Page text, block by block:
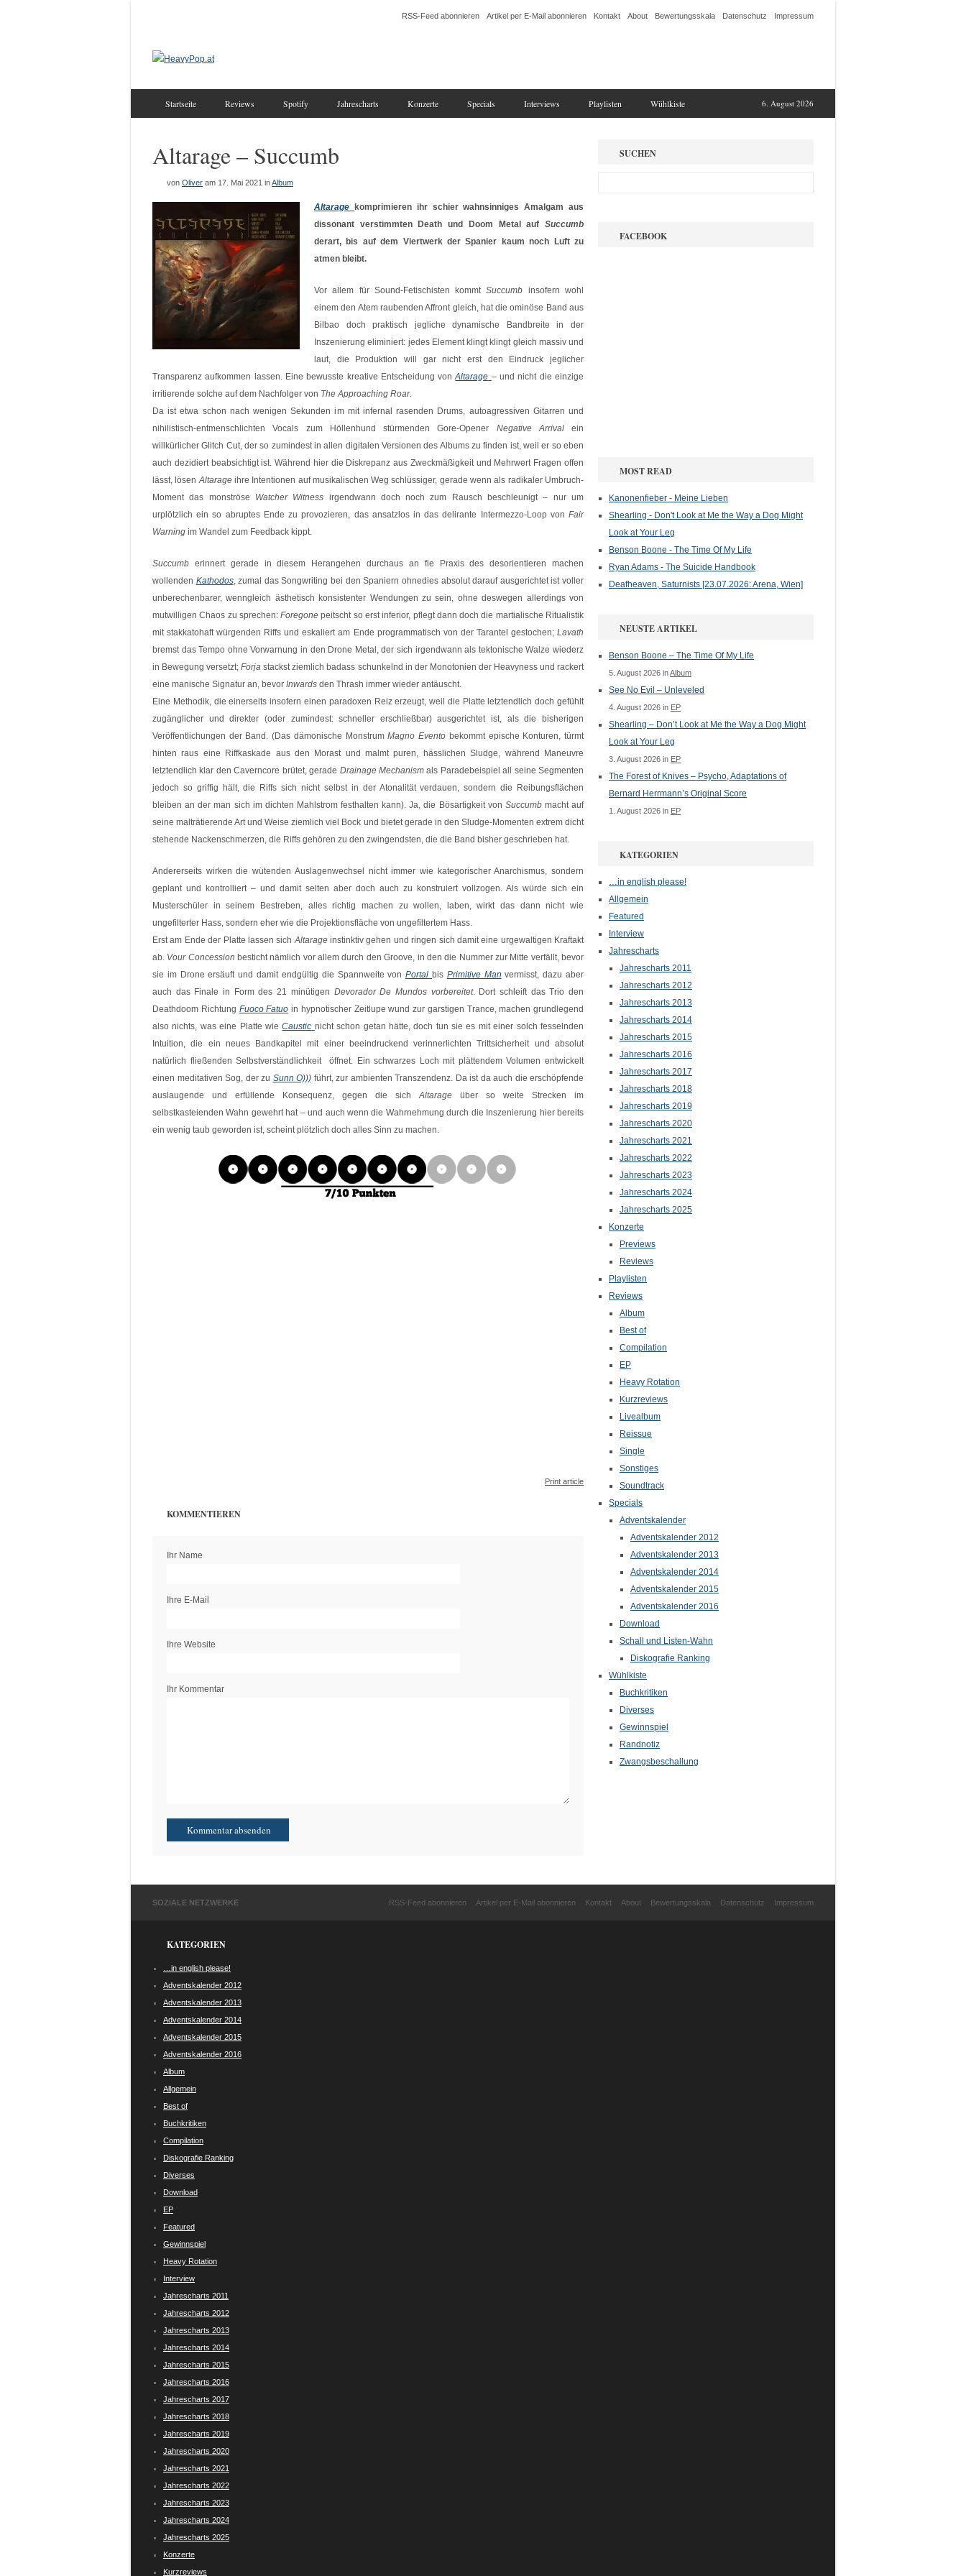
RSS-Feed abonnieren Artikel per E-Mail abonnieren Kontakt About Bewertungsskala Datenschutz Impressum
6. August 2026
Startseite Reviews Spotify Jahrescharts Konzerte Specials Interviews Playlisten Wühlkiste
Altarage – Succumb
von Oliver am 17. Mai 2021 inAlbum
Altarage
komprimieren ihr schier wahnsinniges Amalgam aus
dissonant verstimmten Death und Doom Metal auf Succumb
derart, bis auf dem Viertwerk der Spanier kaum noch Luft zu
atmen bleibt.
Vor allem für Sound-Fetischisten kommtSuccumb insofern wohl
einem den Atem raubenden Affront gleich, hat die ominöse Band aus
Bilbao doch praktisch jegliche dynamische Bandbreite in der
Inszenierung eliminiert: jedes Element klingt klingt gleich massiv und
laut, die Produktion will gar nicht erst den Eindruck jeglicher
Transparenz aufkommen lassen. Eine bewusste kreative Entscheidung vonAltarage – und nicht die einzige
irritierende solche auf dem Nachfolger von The Approaching Roar.
Da ist etwa schon nach wenigen Sekunden im mit infernal rasenden Drums, autoagressiven Gitarren und
nihilistisch-entmenschlichten Vocals zum Höllenhund stürmenden Gore-Opener Negative Arrivalein
willkürlicher Glitch Cut, der so zumindest in allen digitalen Versionen des Albums zu finden ist, weil er so eben
auch dezidiert beabsichtigt ist. Während hier die Diskrepanz aus Zweckmäßigkeit und Mehrwert Fragen offen
lässt, lösenAltarageihre Intentionen auf musikalischen Weg schlüssiger, gerade wenn als radikaler Umbruch-
Moment das monströse Watcher Witness irgendwann doch noch zum Rausch beschleunigt – nur um
urplötzlich ein so abruptes Ende zu provozieren, das ansatzlos in das delirante Intermezzo-Loop von Fair
Warning im Wandel zum Feedback kippt.
Succumb erinnert gerade in diesem Herangehen durchaus an fie Praxis des desorientieren machen
wollenden Kathodos, zumal das Songwriting bei den Spaniern ohnedies absolut darauf ausgerichtet ist voller
unberechenbarer, wenngleich ästhetisch konsistenter Wendungen zu sein, ohne deswegen allerdings von
mutwilligen Chaos zu sprechen:Foregone peitscht so erst inferior, pflegt dann doch die martialische Ritualistik
mit stakkatohaft würgenden Riffs und eskaliert am Ende programmatisch von der Tarantel gestochen; Lavath
bremst das Tempo ohne Vorwarnung in den Drone Metal, der sich irgendwann als tektonische Walze wiederz
in Bewegung versetzt;Forja stackst ziemlich badass schunkelnd in der Monotonien der Heavyness und rackert
eine manische Signatur an, bevor Inwards den Thrash immer wieder antäuscht.
Eine Methodik, die einerseits insofern einen paradoxen Reiz erzeugt, weil die Platte letztendlich doch gefühlt
zugänglicher und direkter (oder zumindest: schneller erschließbar) ausgerichtet ist, als die bisherigen
Veröffentlichungen der Band. (Das dämonische MonstrumMagno Evento bekommt epische Konturen, türmt
hinten raus eine Riffkaskade aus den Morast und malmt puren, hässlichen Sludge, während Maneuvre
letztendlich klar den Caverncore brütet, gerade Drainage Mechanismals Paradebeispiel all seine Segmenten
jedoch so griffig hält, die Riffs sich nicht selbst in der Atonalität verdauen, sondern die Reibungsflächen
bleiben an der man sich im dichten Mahlstrom festhalten kann). Ja, die Bösartigkeit von Succumbmacht auf
seine malträtierende Art und Weise ziemlich viel Bock und bietet gerade in den Sludge-Momenten extrem dicht
stehende Nackenschmerzen, die Riffs gehören zu den zwingendsten, die die Band bisher geschrieben hat.
Andererseits wirken die wütenden Auslagenwechsel nicht immer wie kategorischer Anarchismus, sondern
geplant und kontrolliert – und damit selten aber doch auch zu konstruiert vollzogen. Als würde sich ein
Musterschüler in seinem Bestreben, alles richtig machen zu wollen, laben, wirkt das dann nicht wie
ungefilterter Hass, sondern eher wie die Projektionsfläche von ungefiltertem Hass.
Erst am Ende der Platte lassen sichAltarageinstinktiv gehen und ringen sich damit eine urgewaltigen Kraftakt
ab. Vour Concession besticht nämlich vor allem durch den Groove, in den die Nummer zur Mitte verfällt, bevor
sie im Drone ersäuft und damit endgültig die Spannweite vonPortal bis Primitive Man vermisst, dazu aber
auch das Finale in Form des 21 minütigen Devorador De Mundos vorbereitet. Dort schleift das Trio den
Deathdoom Richtung Fuoco Fatuo in hypnotischer Zeitlupe wund zur garstigen Trance, machen grundlegend
also nichts, was eine Platte wieCaustic nicht schon getan hätte, doch tun sie es mit einer solch fesselnden
Intuition, die ein neues Bandkapitel mit einer beeindruckend verinnerlichten Trittsicherheit und absolut
natürlich fließenden Selbstverständlichkeit öffnet. Ein schwarzes Loch mit plättendem Volumen entwickelt
einen meditativen Sog, der zu Sunn O))) führt, zur ambienten Transzendenz. Da ist da auch die erschöpfende
auslaugende und erfüllende Konsequenz, gegen die sichAltarage über so weite Strecken im
selbstkasteienden Wahn gewehrt hat – und auch wenn die Wahrnehmung durch die Inszenierung hier bereits
ein wenig taub geworden ist, scheint plötzlich doch alles Sinn zu machen.
Print article
KOMMENTIEREN
Ihr Name
Ihre E-Mail
Ihre Website
Ihr Kommentar
SUCHEN
FACEBOOK
MOST READ
Kanonenfieber - Meine Lieben
Shearling - Don't Look at Me the Way a Dog Might
Look at Your Leg
Benson Boone - The Time Of My Life
Ryan Adams - The Suicide Handbook
Deafheaven, Saturnists [23.07.2026: Arena, Wien]
NEUSTE ARTIKEL
Benson Boone – The Time Of My Life
5. August 2026 inAlbum
See No Evil – Unleveled
4. August 2026 in EP
Shearling – Don’t Look at Me the Way a Dog Might
Look at Your Leg
3. August 2026 in EP
The Forest of Knives – Psycho, Adaptations of
Bernard Herrmann’s Original Score
1. August 2026 in EP
KATEGORIEN
…in english please!
Allgemein
Featured
Interview
Jahrescharts
Jahrescharts 2011
Jahrescharts 2012
Jahrescharts 2013
Jahrescharts 2014
Jahrescharts 2015
Jahrescharts 2016
Jahrescharts 2017
Jahrescharts 2018
Jahrescharts 2019
Jahrescharts 2020
Jahrescharts 2021
Jahrescharts 2022
Jahrescharts 2023
Jahrescharts 2024
Jahrescharts 2025
Konzerte
Previews
Reviews
Playlisten
Reviews
Album
Best of
Compilation
EP
Heavy Rotation
Kurzreviews
Livealbum
Reissue
Single
Sonstiges
Soundtrack
Specials
Adventskalender
Adventskalender 2012
Adventskalender 2013
Adventskalender 2014
Adventskalender 2015
Adventskalender 2016
Download
Schall und Listen-Wahn
Diskografie Ranking
Wühlkiste
Buchkritiken
Diverses
Gewinnspiel
Randnotiz
Zwangsbeschallung
SOZIALE NETZWERKE RSS-Feed abonnieren Artikel per E-Mail abonnieren Kontakt About Bewertungsskala Datenschutz Impressum
KATEGORIEN
…in english please!
Adventskalender 2012
Adventskalender 2013
Adventskalender 2014
Adventskalender 2015
Adventskalender 2016
Album
Allgemein
Best of
Buchkritiken
Compilation
Diskografie Ranking
Diverses
Download
EP
Featured
Gewinnspiel
Heavy Rotation
Interview
Jahrescharts 2011
Jahrescharts 2012
Jahrescharts 2013
Jahrescharts 2014
Jahrescharts 2015
Jahrescharts 2016
Jahrescharts 2017
Jahrescharts 2018
Jahrescharts 2019
Jahrescharts 2020
Jahrescharts 2021
Jahrescharts 2022
Jahrescharts 2023
Jahrescharts 2024
Jahrescharts 2025
Konzerte
Kurzreviews